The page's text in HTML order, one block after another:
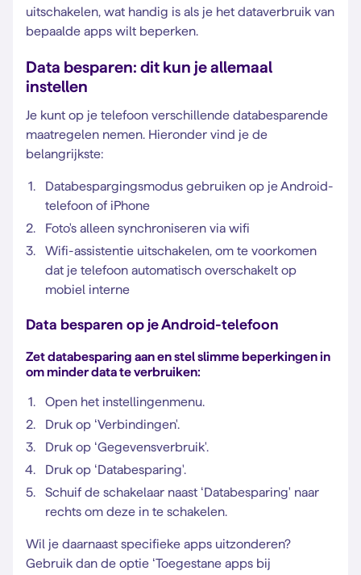
uitschakelen, wat handig is als je het dataverbruik van
bepaalde apps wilt beperken.
Data besparen: dit kun je allemaal
instellen
Je kunt op je telefoon verschillende databesparende
maatregelen nemen. Hieronder vind je de
belangrijkste:
Databespargingsmodus gebruiken op je Android-
telefoon of iPhone
Foto's alleen synchroniseren via wifi
Wifi-assistentie uitschakelen, om te voorkomen
dat je telefoon automatisch overschakelt op
mobiel interne
Data besparen op je Android-telefoon
Zet databesparing aan en stel slimme beperkingen in
om minder data te verbruiken:
Open het instellingenmenu.
Druk op ‘Verbindingen'.
Druk op ‘Gegevensverbruik'.
Druk op ‘Databesparing'.
Schuif de schakelaar naast ‘Databesparing' naar
rechts om deze in te schakelen.
Wil je daarnaast specifieke apps uitzonderen?
Gebruik dan de optie ‘Toegestane apps bij